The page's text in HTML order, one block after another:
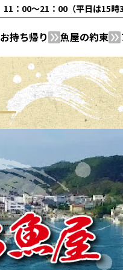
11：00～21：00（平日は15時
お持ち帰り 魚屋の約束